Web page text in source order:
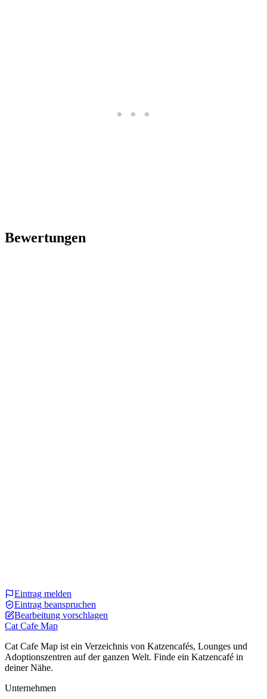
Bewertungen
Eintrag melden
Eintrag beanspruchen
Bearbeitung vorschlagen
Cat Cafe Map
Cat Cafe Map ist ein Verzeichnis von Katzencafés, Lounges und
Adoptionszentren auf der ganzen Welt. Finde ein Katzencafé in
deiner Nähe.
Unternehmen